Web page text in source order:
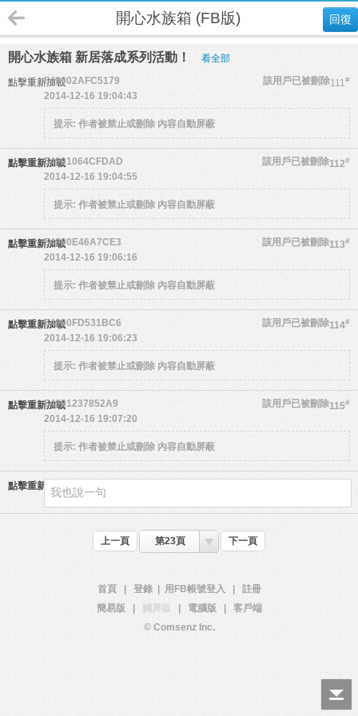
回復
開心水族箱 (FB版)
開心水族箱 新居落成系列活動！ 看全部
點擊重新加載 111#
549002AFC5179
該用戶已被刪除
2014-12-16 19:04:43
提示: 作者被禁止或刪除 內容自動屏蔽
點擊重新加載 112#
54901064CFDAD
該用戶已被刪除
2014-12-16 19:04:55
提示: 作者被禁止或刪除 內容自動屏蔽
點擊重新加載 113#
54900E46A7CE3
該用戶已被刪除
2014-12-16 19:06:16
提示: 作者被禁止或刪除 內容自動屏蔽
點擊重新加載 114#
54900FD531BC6
該用戶已被刪除
2014-12-16 19:06:23
提示: 作者被禁止或刪除 內容自動屏蔽
點擊重新加載 115#
54901237852A9
該用戶已被刪除
2014-12-16 19:07:20
提示: 作者被禁止或刪除 內容自動屏蔽
點擊重新加載
上一頁 第23頁 下一頁
首頁 登錄 用FB帳號登入
註冊
簡易版
觸屏版 電腦版
客戶端
© Comsenz Inc.